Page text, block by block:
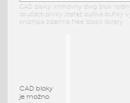
CAD bloky: knihovny dwg blok
součásti prvky stafáž buňka buňky
knižnica zdarma free block library
CAD bloky
je možno